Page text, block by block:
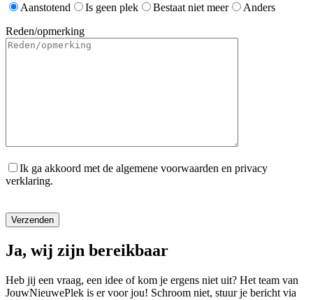
Aanstotend
Is geen plek Bestaat niet meer
Anders
Reden/opmerking
Ik ga akkoord met de algemene voorwaarden en privacy
verklaring.
Ja, wij zijn bereikbaar
Heb jij een vraag, een idee of kom je ergens niet uit? Het team van
JouwNieuwePlek is er voor jou! Schroom niet, stuur je bericht via